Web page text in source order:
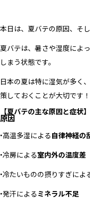
本日は、夏バテの原因、そ
夏バテは、暑さや湿度によ
しまう状態です。
日本の夏は特に湿気が多く
策しておくことが大切です！
【夏バテの主な原因と症状】
原因
•高温多湿による 自律神経の
•冷房による室内外の温度差
•冷たいものの摂りすぎによ
•発汗による ミネラル不足